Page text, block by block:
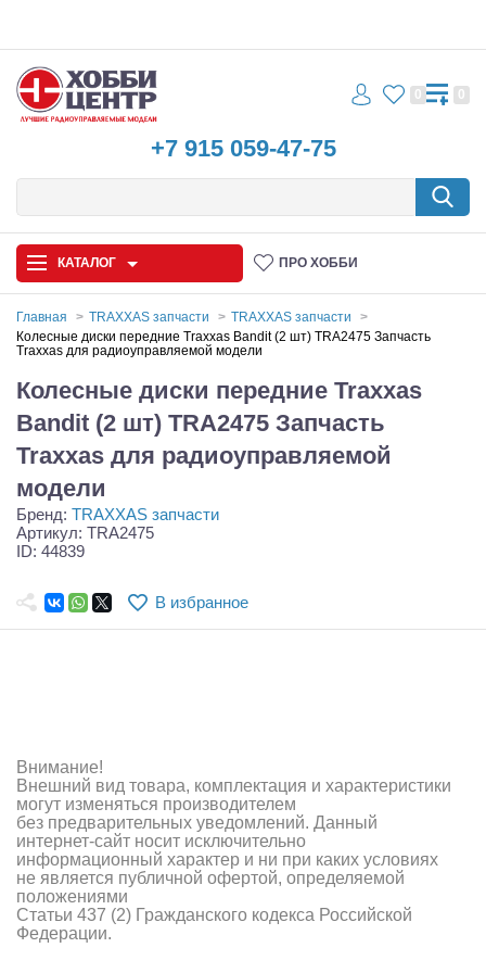
+7 915 059-47-75
0 0
КАТАЛОГ ПРО ХОББИ
Автомодели
Запчасти и аксессуары
Игрушки
Самолеты
Квадрокоптеры
Конструкторы
Зарядные устройства и блоки питания
Двигатели
Технические жидкости
Инструмент,измерительные приборы,расходники
Главная TRAXXAS запчасти
TRAXXAS запчасти
Колесные диски передние Traxxas Bandit (2 шт) TRA2475 Запчасть
Traxxas для радиоуправляемой модели
Колесные диски передние Traxxas
Bandit (2 шт) TRA2475 Запчасть
Traxxas для радиоуправляемой
модели
Бренд: TRAXXAS запчасти
Артикул: TRA2475
ID: 44839
В избранное
Внимание!
Внешний вид товара, комплектация и характеристики
могут изменяться производителем
без предварительных уведомлений. Данный
интернет-сайт носит исключительно
информационный характер и ни при каких условиях
не является публичной офертой, определяемой
положениями
Статьи 437 (2) Гражданского кодекса Российской
Федерации.